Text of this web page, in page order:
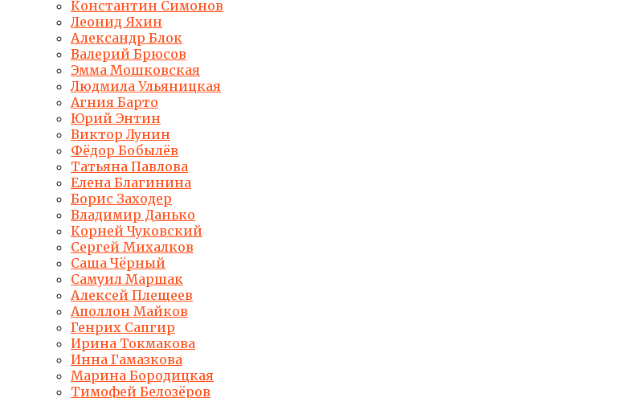
Константин Симонов
Леонид Яхин
Александр Блок
Валерий Брюсов
Эмма Мошковская
Людмила Ульяницкая
Агния Барто
Юрий Энтин
Виктор Лунин
Фёдор Бобылёв
Татьяна Павлова
Елена Благинина
Борис Заходер
Владимир Данько
Корней Чуковский
Сергей Михалков
Саша Чёрный
Самуил Маршак
Алексей Плещеев
Аполлон Майков
Генрих Сапгир
Ирина Токмакова
Инна Гамазкова
Марина Бородицкая
Тимофей Белозёров